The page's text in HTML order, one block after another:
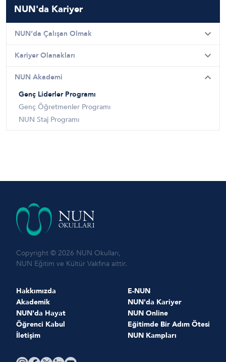
NUN'da Kariyer
NUN’da Çalışan Olmak
Kariyer Olanakları
NUN Akademi
Genç Liderler Programı
Genç Öğretmenler Programı
NUN Staj Programı
Copyright © 2026 NUN Okulları,
NUN Eğitim ve Kültür Vakfına aittir.
Hakkımızda
Akademik
NUN'da Hayat
Öğrenci Kabul
İletişim
E-NUN
NUN'da Kariyer
NUN Online
Eğitimde Bir Adım Ötesi
NUN Kampları